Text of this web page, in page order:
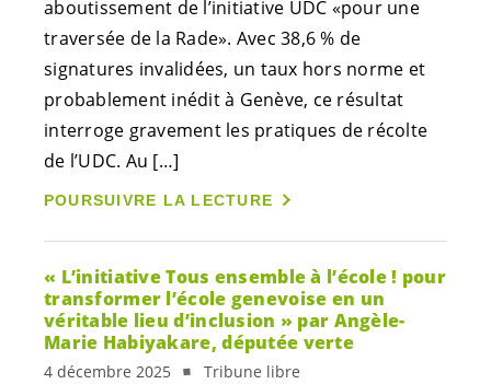
aboutissement de l’initiative UDC «pour une
traversée de la Rade». Avec 38,6 % de
signatures invalidées, un taux hors norme et
probablement inédit à Genève, ce résultat
interroge gravement les pratiques de récolte
de l’UDC. Au […]
POURSUIVRE LA LECTURE
« L’initiative Tous ensemble à l’école ! pour
transformer l’école genevoise en un
véritable lieu d’inclusion » par Angèle-
Marie Habiyakare, députée verte
4 décembre 2025 Tribune libre